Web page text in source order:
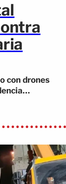
con drones